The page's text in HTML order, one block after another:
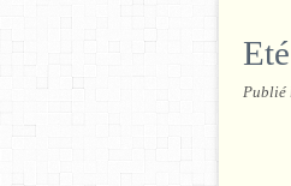
Publié